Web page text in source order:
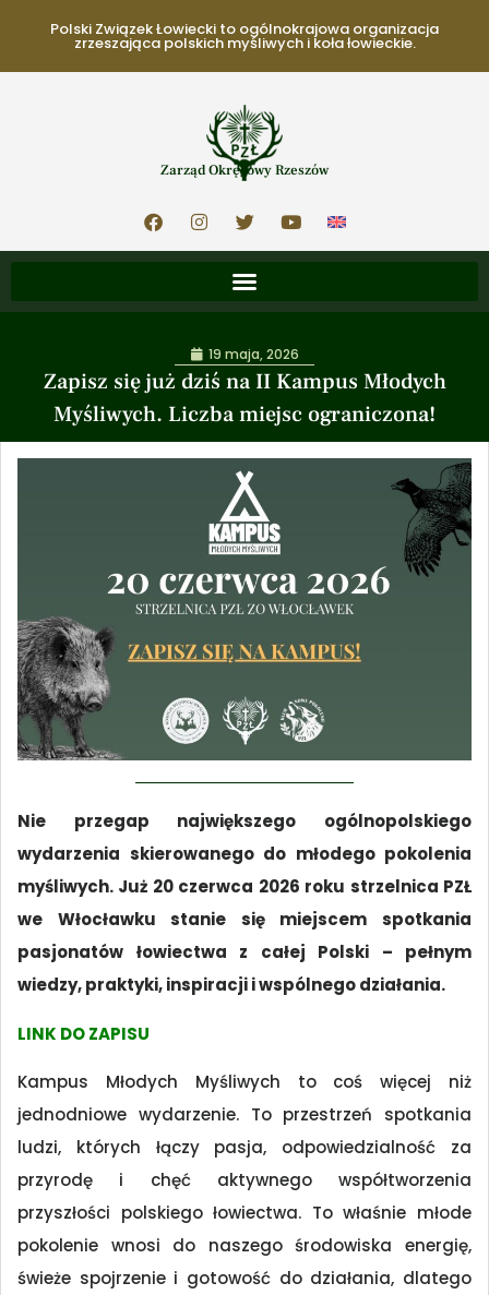
Polski Związek Łowiecki to ogólnokrajowa organizacja
zrzeszająca polskich myśliwych i koła łowieckie.
Zarząd Okręgowy Rzeszów
Zapisz się już dziś na II Kampus Młodych
Myśliwych. Liczba miejsc ograniczona!
19 maja, 2026
Nie przegap największego ogólnopolskiego
wydarzenia skierowanego do młodego pokolenia
myśliwych. Już 20 czerwca 2026 roku strzelnica PZŁ
we Włocławku stanie się miejscem spotkania
pasjonatów łowiectwa z całej Polski – pełnym
wiedzy, praktyki, inspiracji i wspólnego działania.
LINK DO ZAPISU
Kampus Młodych Myśliwych to coś więcej niż
jednodniowe wydarzenie. To przestrzeń spotkania
ludzi, których łączy pasja, odpowiedzialność za
przyrodę i chęć aktywnego współtworzenia
przyszłości polskiego łowiectwa. To właśnie młode
pokolenie wnosi do naszego środowiska energię,
świeże spojrzenie i gotowość do działania, dlatego